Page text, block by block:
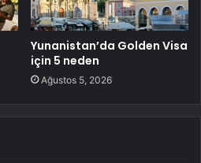
Yunanistan’da Golden Visa
için 5 neden
Ağustos 5, 2026